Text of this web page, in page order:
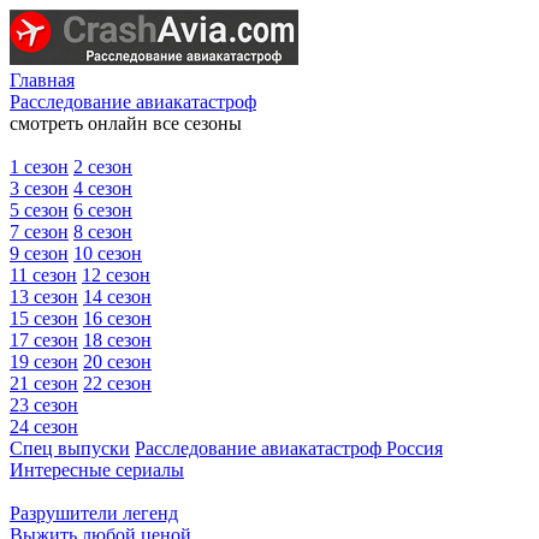
Главная
Расследование авиакатастроф
смотреть онлайн все сезоны
1 сезон 2 сезон
3 сезон 4 сезон
5 сезон 6 сезон
7 сезон 8 сезон
9 сезон 10 сезон
11 сезон 12 сезон
13 сезон 14 сезон
15 сезон 16 сезон
17 сезон 18 сезон
19 сезон 20 сезон
21 сезон 22 сезон
23 сезон
24 сезон
Спец выпуски Расследование авиакатастроф Россия
Интересные сериалы
Разрушители легенд
Выжить любой ценой